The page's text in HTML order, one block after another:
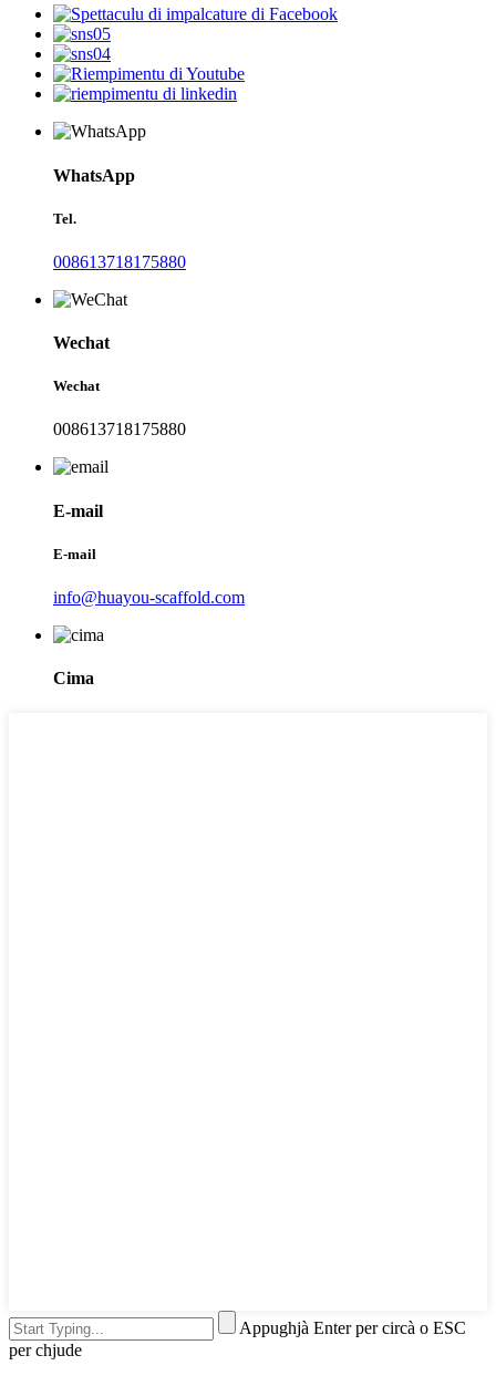
WhatsApp
Tel.
008613718175880
Wechat
Wechat
008613718175880
E-mail
E-mail
info@huayou-scaffold.com
Cima
Appughjà Enter per circà o ESC
per chjude